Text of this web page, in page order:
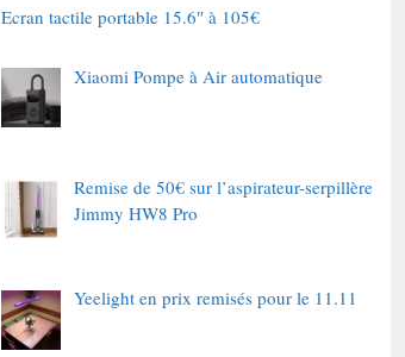
Ecran tactile portable 15.6″ à 105€
Xiaomi Pompe à Air automatique
Remise de 50€ sur l’aspirateur-serpillère
Jimmy HW8 Pro
Yeelight en prix remisés pour le 11.11